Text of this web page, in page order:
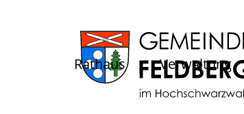
Rathaus Verwaltung